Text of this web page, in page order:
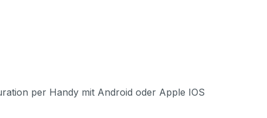
per Handy mit Android oder Apple IOS